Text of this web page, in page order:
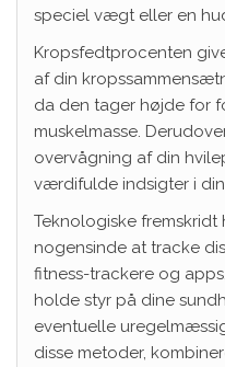
speciel vægt eller en
Kropsfedtprocenten
af din
da den tager højde for
muskelmasse.
overvågning af din
værdifulde indsigter i
Teknologiske
nogensinde at tracke
fitness-trackere og
holde styr på dine
eventuelle
disse metoder,